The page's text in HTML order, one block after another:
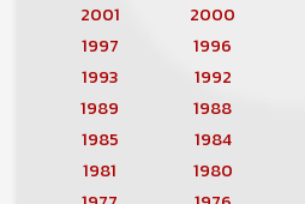
2001
2000
1997
1996
1993
1992
1989
1988
1985
1984
1981
1980